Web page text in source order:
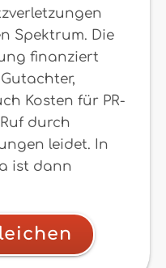
Spektrum. Die
finanziert
Kosten für PR-
durch
leidet. In
ist dann